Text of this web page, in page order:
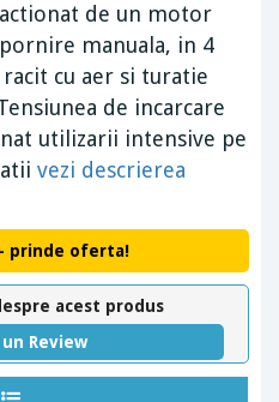
de un motor
manuala, in 4
cu aer si turatie
de incarcare
utilizarii intensive pe
vezi descrierea
prinde oferta!
acest produs
Review